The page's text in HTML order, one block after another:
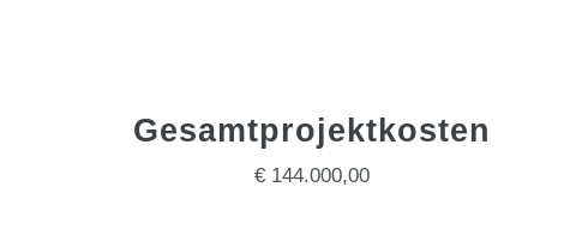
Gesamtprojektkosten
€ 144.000,00